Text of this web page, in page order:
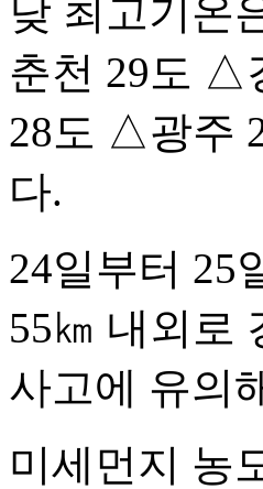
낮 최고기
춘천 29도 △
28도 △광주
다.
24일부터 25
55㎞ 내외로
사고에 유의
미세먼지 농